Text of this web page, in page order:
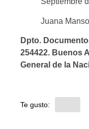
Juana Manso
Dpto.
254422. Buenos
General de la
Te gusto: